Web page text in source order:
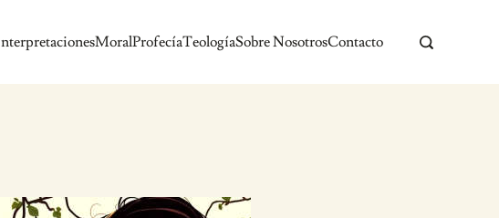
MoralProfecíaTeologíaSobre NosotrosContacto